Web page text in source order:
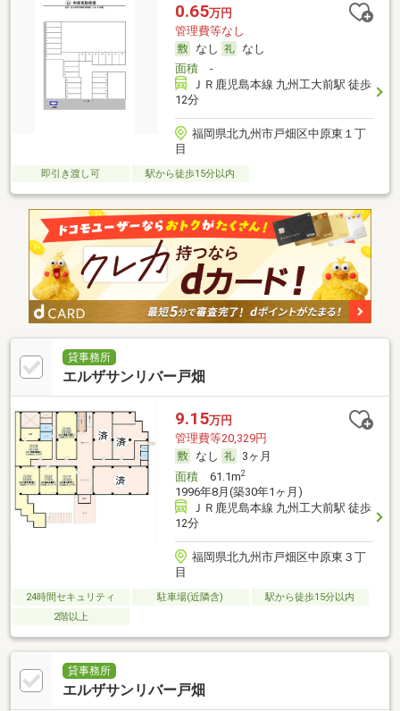
0.65万円
管理費等なし
なし
なし
面積-
ＪＲ鹿児島本線 九州工大前駅 徒歩
12分
福岡県北九州市戸畑区中原東１丁
目
即引き渡し可 駅から徒歩15分以内
貸事務所
エルザサンリバー戸畑
9.15万円
管理費等20,329円
なし
3ヶ月
面積61.1m2
1996年8月(築30年1ヶ月)
ＪＲ鹿児島本線 九州工大前駅 徒歩
12分
福岡県北九州市戸畑区中原東３丁
目
24時間セキュリティ 駐車場(近隣含)
駅から徒歩15分以内
2階以上
貸事務所
エルザサンリバー戸畑